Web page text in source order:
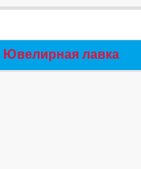
Ювелирная лавка